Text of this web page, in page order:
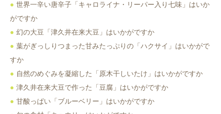
世界一辛い唐辛子「キャロライナ・リーパー入り七味」はいか
がですか
幻の大豆「津久井在来大豆」はいかがですか
葉がぎっしりつまった甘みたっぷりの「ハクサイ」はいかがで
すか
自然のめぐみを凝縮した「原木干しいたけ」はいかがですか
津久井在来大豆で作った「豆腐」はいかがですか
甘酸っぱい「ブルーベリー」はいかがですか